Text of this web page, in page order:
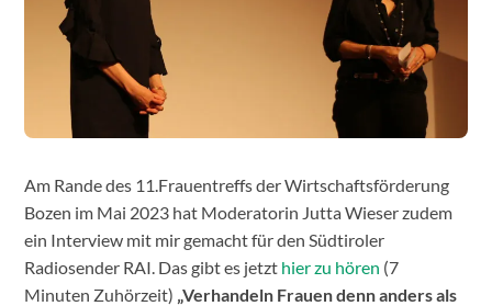
Am Rande des 11.Frauentreffs der Wirtschaftsförderung
Bozen im Mai 2023 hat Moderatorin Jutta Wieser zudem
ein Interview mit mir gemacht für den Südtiroler
Radiosender RAI. Das gibt es jetzt hier zu hören (7
Minuten Zuhörzeit) „Verhandeln Frauen denn anders als